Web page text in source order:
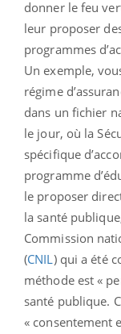
donner le feu
leur proposer
programmes
Un exemple,
régime
dans un fichier
le jour, où la
spécifique
programme
le proposer
la santé
Commission
(CNIL) qui a été
méthode est «
santé publique.
« consentement